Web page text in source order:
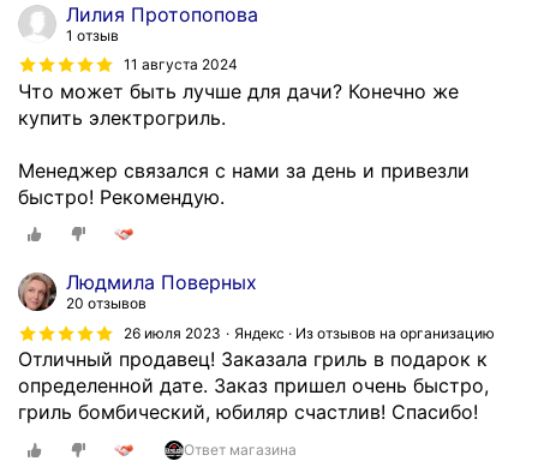
Лилия Протопопова
1 отзыв
11 августа 2024
Что может быть лучше для дачи? Конечно же
купить электрогриль.
Менеджер связался с нами за день и привезли
быстро! Рекомендую.
Людмила Поверных
20 отзывов
26 июля 2023
Яндекс · Из отзывов на организацию
Отличный продавец! Заказала гриль в подарок к
определенной дате. Заказ пришел очень быстро,
гриль бомбический, юбиляр счастлив! Спасибо!
Ответ магазина